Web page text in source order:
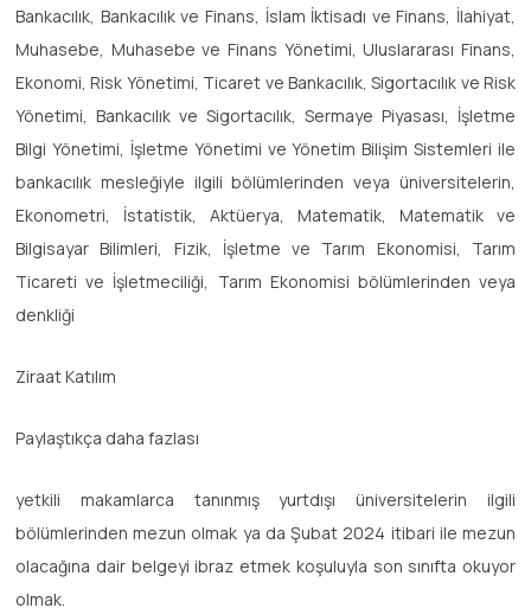
Bankacılık, Bankacılık ve Finans, İslam İktisadı ve Finans, İlahiyat,
Muhasebe, Muhasebe ve Finans Yönetimi, Uluslararası Finans,
Ekonomi, Risk Yönetimi, Ticaret ve Bankacılık, Sigortacılık ve Risk
Yönetimi, Bankacılık ve Sigortacılık, Sermaye Piyasası, İşletme
Bilgi Yönetimi, İşletme Yönetimi ve Yönetim Bilişim Sistemleri ile
bankacılık mesleğiyle ilgili bölümlerinden veya üniversitelerin,
Ekonometri, İstatistik, Aktüerya, Matematik, Matematik ve
Bilgisayar Bilimleri, Fizik, İşletme ve Tarım Ekonomisi, Tarım
Ticareti ve İşletmeciliği, Tarım Ekonomisi bölümlerinden veya
denkliği
Ziraat Katılım
Paylaştıkça daha fazlası
yetkili makamlarca tanınmış yurtdışı üniversitelerin ilgili
bölümlerinden mezun olmak ya da Şubat 2024 itibari ile mezun
olacağına dair belgeyi ibraz etmek koşuluyla son sınıfta okuyor
olmak.